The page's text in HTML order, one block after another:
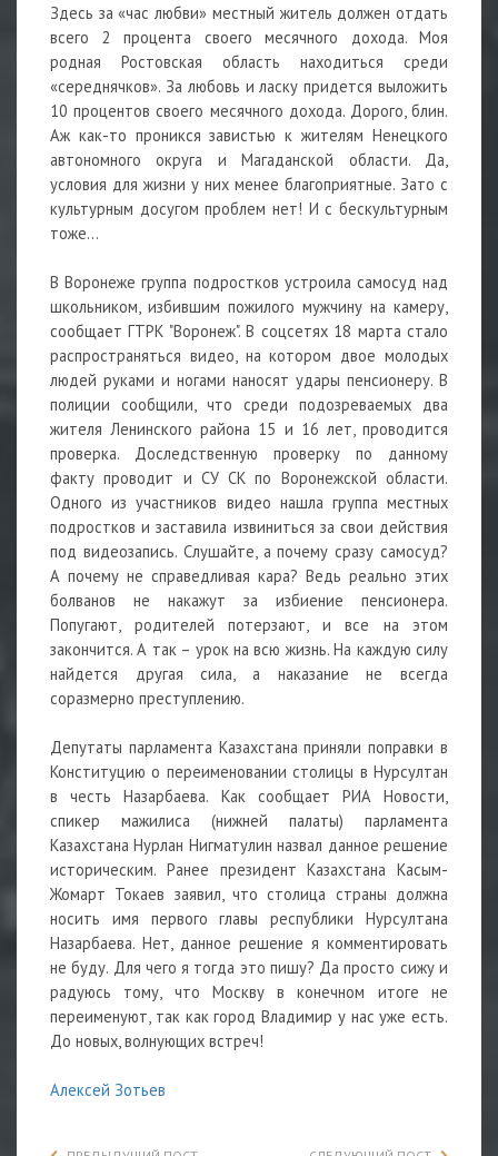
Здесь за «час любви» местный житель должен отдать
всего 2 процента своего месячного дохода. Моя
родная Ростовская область находиться среди
«середнячков». За любовь и ласку придется выложить
10 процентов своего месячного дохода. Дорого, блин.
Аж как-то проникся завистью к жителям Ненецкого
автономного округа и Магаданской области. Да,
условия для жизни у них менее благоприятные. Зато с
культурным досугом проблем нет! И с бескультурным
тоже…
В Воронеже группа подростков устроила самосуд над
школьником, избившим пожилого мужчину на камеру,
сообщает ГТРК "Воронеж". В соцсетях 18 марта стало
распространяться видео, на котором двое молодых
людей руками и ногами наносят удары пенсионеру. В
полиции сообщили, что среди подозреваемых два
жителя Ленинского района 15 и 16 лет, проводится
проверка. Доследственную проверку по данному
факту проводит и СУ СК по Воронежской области.
Одного из участников видео нашла группа местных
подростков и заставила извиниться за свои действия
под видеозапись. Слушайте, а почему сразу самосуд?
А почему не справедливая кара? Ведь реально этих
болванов не накажут за избиение пенсионера.
Попугают, родителей потерзают, и все на этом
закончится. А так – урок на всю жизнь. На каждую силу
найдется другая сила, а наказание не всегда
соразмерно преступлению.
Депутаты парламента Казахстана приняли поправки в
Конституцию о переименовании столицы в Нурсултан
в честь Назарбаева. Как сообщает РИА Новости,
спикер мажилиса (нижней палаты) парламента
Казахстана Нурлан Нигматулин назвал данное решение
историческим. Ранее президент Казахстана Касым-
Жомарт Токаев заявил, что столица страны должна
носить имя первого главы республики Нурсултана
Назарбаева. Нет, данное решение я комментировать
не буду. Для чего я тогда это пишу? Да просто сижу и
радуюсь тому, что Москву в конечном итоге не
переименуют, так как город Владимир у нас уже есть.
До новых, волнующих встреч!
Алексей Зотьев